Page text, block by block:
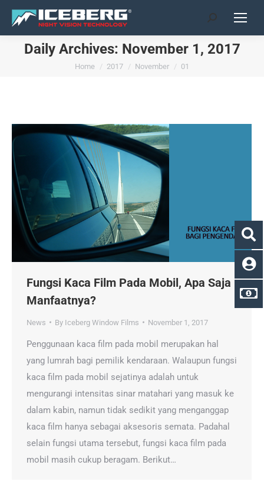
Search:
Daily Archives: November 1, 2017
You are here:
Home 2017 November 01
Fungsi Kaca Film Pada Mobil, Apa Saja
Manfaatnya?
News By Iceberg Window Films November 1, 2017
Penggunaan kaca film pada mobil merupakan hal
yang lumrah bagi pemilik kendaraan. Walaupun fungsi
kaca film pada mobil sejatinya adalah untuk
mengurangi intensitas sinar matahari yang masuk ke
dalam kabin, namun tidak sedikit yang menganggap
kaca film hanya sebagai aksesoris semata. Padahal
selain fungsi utama tersebut, fungsi kaca film pada
mobil masih cukup beragam. Berikut…